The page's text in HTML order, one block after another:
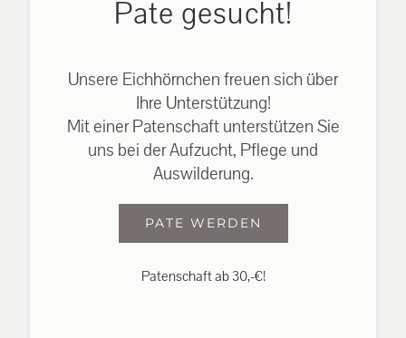
Pate gesucht!
Unsere Eichhörnchen freuen sich über
Ihre Unterstützung!
Mit einer Patenschaft unterstützen Sie
uns bei der Aufzucht, Pflege und
Auswilderung.
PATE WERDEN
Patenschaft ab 30,-€!